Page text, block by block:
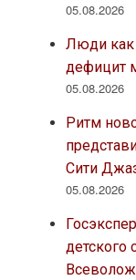
05.08.2026
Люди как
дефицит
05.08.2026
Ритм
Сити
05.08.2026
детского